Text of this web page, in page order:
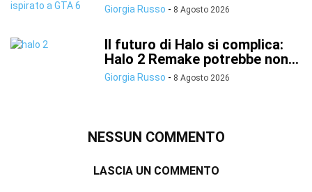
Giorgia Russo - 8 Agosto 2026
Il futuro di Halo si complica:
Halo 2 Remake potrebbe non...
Giorgia Russo - 8 Agosto 2026
NESSUN COMMENTO
LASCIA UN COMMENTO